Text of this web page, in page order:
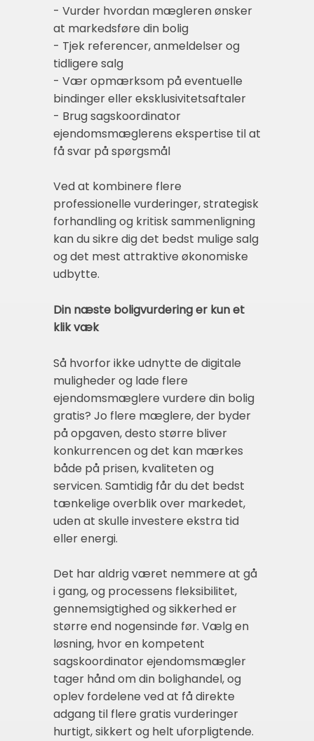
- Vurder hvordan mægleren ønsker
at markedsføre din bolig
- Tjek referencer, anmeldelser og
tidligere salg
- Vær opmærksom på eventuelle
bindinger eller eksklusivitetsaftaler
- Brug sagskoordinator
ejendomsmæglerens ekspertise til at
få svar på spørgsmål
Ved at kombinere flere
professionelle vurderinger, strategisk
forhandling og kritisk sammenligning
kan du sikre dig det bedst mulige salg
og det mest attraktive økonomiske
udbytte.
Din næste boligvurdering er kun et
klik væk
Så hvorfor ikke udnytte de digitale
muligheder og lade flere
ejendomsmæglere vurdere din bolig
gratis? Jo flere mæglere, der byder
på opgaven, desto større bliver
konkurrencen og det kan mærkes
både på prisen, kvaliteten og
servicen. Samtidig får du det bedst
tænkelige overblik over markedet,
uden at skulle investere ekstra tid
eller energi.
Det har aldrig været nemmere at gå
i gang, og processens fleksibilitet,
gennemsigtighed og sikkerhed er
større end nogensinde før. Vælg en
løsning, hvor en kompetent
sagskoordinator ejendomsmægler
tager hånd om din bolighandel, og
oplev fordelene ved at få direkte
adgang til flere gratis vurderinger
hurtigt, sikkert og helt uforpligtende.